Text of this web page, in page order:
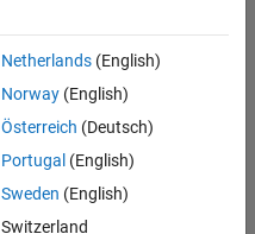
Netherlands(English)
Norway(English)
Österreich (Deutsch)
Portugal (English)
Sweden (English)
Switzerland